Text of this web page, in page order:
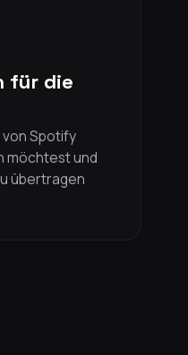
für die
von Spotify
möchtest und
übertragen